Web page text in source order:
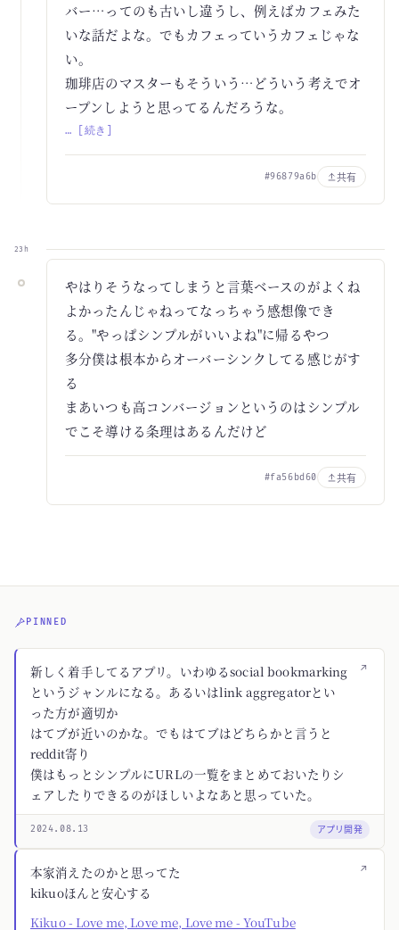
バー…ってのも古いし違うし、例えばカフェみた
いな話だよな。でもカフェっていうカフェじゃな
い。
珈琲店のマスターもそういう…どういう考えでオ
ープンしようと思ってるんだろうな。
… [続き]
#96879a6b 共有
23h
やはりそうなってしまうと言葉ベースのがよくね
よかったんじゃねってなっちゃう感想像でき
る。"やっぱシンプルがいいよね"に帰るやつ
多分僕は根本からオーバーシンクしてる感じがす
る
まあいつも高コンバージョンというのはシンプル
でこそ導ける条理はあるんだけど
#fa56bd60 共有
PINNED
↗
新しく着手してるアプリ。いわゆるsocial bookmarking
というジャンルになる。あるいはlink aggregatorとい
った方が適切か
はてブが近いのかな。でもはてブはどちらかと言うと
reddit寄り
僕はもっとシンプルにURLの一覧をまとめておいたりシ
ェアしたりできるのがほしいよなあと思っていた。
2024.08.13 アプリ開発
↗
本家消えたのかと思ってた
kikuoほんと安心する
Kikuo - Love me, Love me, Love me - YouTube